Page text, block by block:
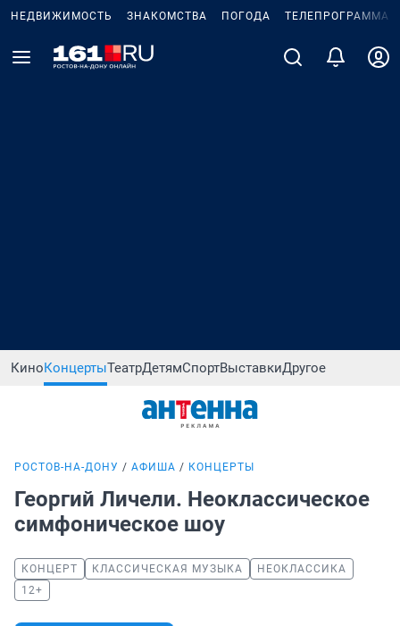
НЕДВИЖИМОСТЬ ЗНАКОМСТВА ПОГОДА ТЕЛЕПРОГРАММА
КиноКонцертыТеатрДетямСпортВыставкиДругое
РОСТОВ-НА-ДОНУ АФИША КОНЦЕРТЫ
Георгий Личели. Неоклассическое
симфоническое шоу
КОНЦЕРТ КЛАССИЧЕСКАЯ МУЗЫКА
НЕОКЛАССИКА
12+